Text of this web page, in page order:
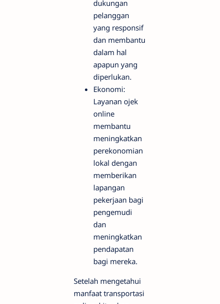
dukungan
pelanggan
yang responsif
dan membantu
dalam hal
apapun yang
diperlukan.
Ekonomi:
Layanan ojek
online
membantu
meningkatkan
perekonomian
lokal dengan
memberikan
lapangan
pekerjaan bagi
pengemudi
dan
meningkatkan
pendapatan
bagi mereka.
Setelah mengetahui
manfaat transportasi